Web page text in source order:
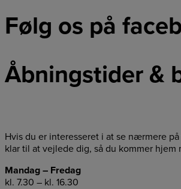
Følg os på
Åbningstider &
Hvis du er interesseret i at se nærmere
klar til at vejlede dig, så du kommer
Mandag – Fredag
kl. 7.30 – kl. 16.30